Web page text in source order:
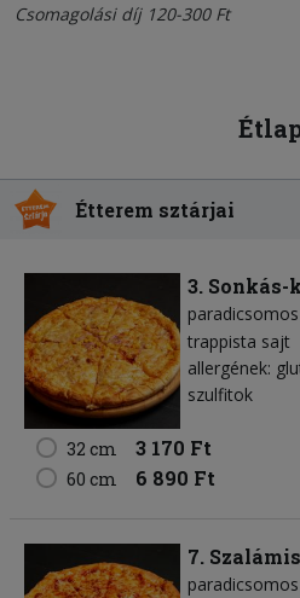
Csomagolási díj 120-300 Ft
Étterem sztárjai
3.
trappista sajt
allergének:
szulfitok
32 cm 3 170 Ft
60 cm 6 890 Ft
7.